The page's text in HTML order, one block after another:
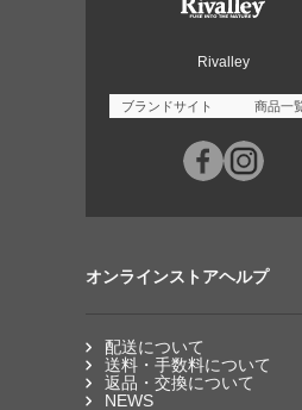
Rivalley
ブランドサイト 商品一
オンラインストアヘルプ
配送について
送料・手数料について
返品・交換について
NEWS